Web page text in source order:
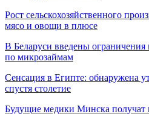
Рост сельскохозяйственного
мясо и овощи в плюсе
В Беларуси введены
по микрозаймам
Сенсация в Египте: обнаружена
спустя столетие
Будущие медики Минска